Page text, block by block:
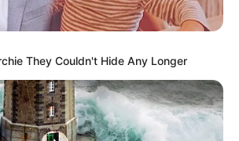
Anti
Konyol
They Couldn't Hide Any Longer